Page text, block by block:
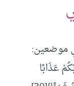
موضعين:
عَذَابًا